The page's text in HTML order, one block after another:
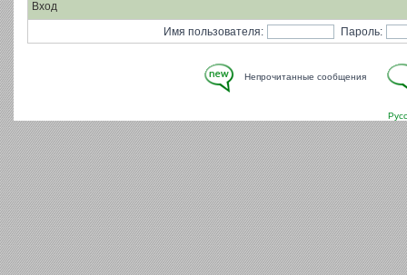
Вход
Имя пользователя: Пароль:
Непрочитанные сообщения